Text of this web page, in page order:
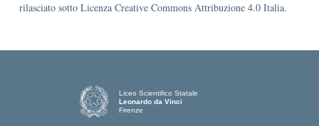
rilasciato sotto Licenza Creative Commons Attribuzione 4.0 Italia.
Liceo Scientifico Statale
Leonardo da Vinci
Firenze